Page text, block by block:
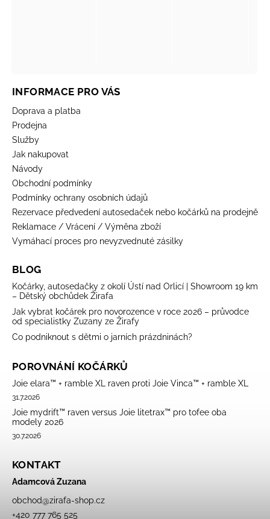
INFORMACE PRO VÁS
Doprava a platba
Prodejna
Služby
Jak nakupovat
Návody
Obchodní podmínky
Podmínky ochrany osobních údajů
Rezervace předvedení autosedaček nebo kočárků na prodejně
Reklamace / Vrácení / Výměna zboží
Vymáhací proces pro nevyzvednuté zásilky
BLOG
Kočárky, autosedačky z okolí Ústí nad Orlicí | Showroom 19 km
– Dětský obchůdek Žirafa
Jak vybrat kočárek pro novorozence v roce 2026 – průvodce
od specialistky Zuzany ze Žirafy
Co podniknout s dětmi o jarních prázdninách?
POROVNÁNÍ KOČÁRKŮ
Joie elara™ + ramble XL raven proti Joie Vinca™ + ramble XL
31.7.2026
Joie mydrift™ raven versus Joie litetrax™ pro tofee oba
modely 2026
30.7.2026
KONTAKT
Adamcová Zuzana
obchod@zirafa-shop.cz
+420 777 765 525